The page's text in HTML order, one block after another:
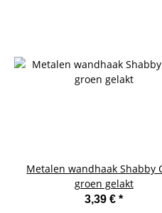
Metalen wandhaak Shabby
groen gelakt
3,39 €*